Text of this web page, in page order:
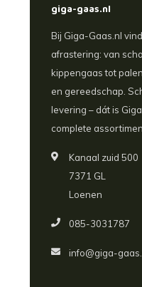
giga-gaas.nl
Bij Giga-Gaas.nl
afrastering: van
kippengaas tot
en gereedschap.
levering – dát is
complete
Kanaal zuid 500
7371 GL
Loenen
085-3031787
info@giga-